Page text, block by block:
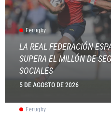
Ferugby
LA REAL FEDERACIÓN
SUPERA EL MILLÓN DE
SOCIALES
5 DE AGOSTO DE 2026
Ferugby